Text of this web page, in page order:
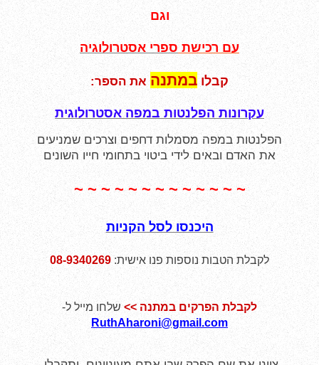
וגם
עם רכישת ספרי אסטרולוגיה
קבלו במתנהאת הספר:
עקרונות הפלנטות במפה אסטרולוגית
הפלנטות במפה מסמלות דחפים וצרכים שמניעים
את האדם ובאים לידי ביטוי בתחומי חייו השונים
~ ~ ~ ~ ~ ~ ~ ~ ~ ~ ~ ~ ~
היכנסו לסל הקניות
לקבלת הטבות נוספות פנו אישית:08-9340269
לקבלת הפרקים במתנה >> שלחו מייל ל-
RuthAharoni@gmail.com